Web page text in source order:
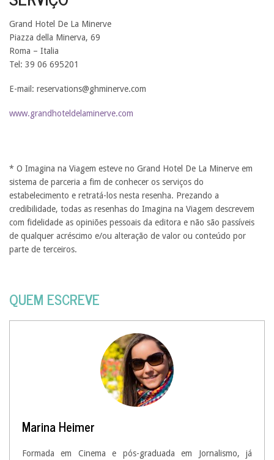
Grand Hotel De La Minerve
Piazza della Minerva, 69
Roma – Italia
Tel: 39 06 695201
E-mail: reservations@ghminerve.com
www.grandhoteldelaminerve.com
* O Imagina na Viagem esteve no Grand Hotel De La Minerve em
sistema de parceria a fim de conhecer os serviços do
estabelecimento e retratá-los nesta resenha. Prezando a
credibilidade, todas as resenhas do Imagina na Viagem descrevem
com fidelidade as opiniões pessoais da editora e não são passíveis
de qualquer acréscimo e/ou alteração de valor ou conteúdo por
parte de terceiros.
QUEM ESCREVE
Marina Heimer
Formada em Cinema e pós-graduada em Jornalismo, já